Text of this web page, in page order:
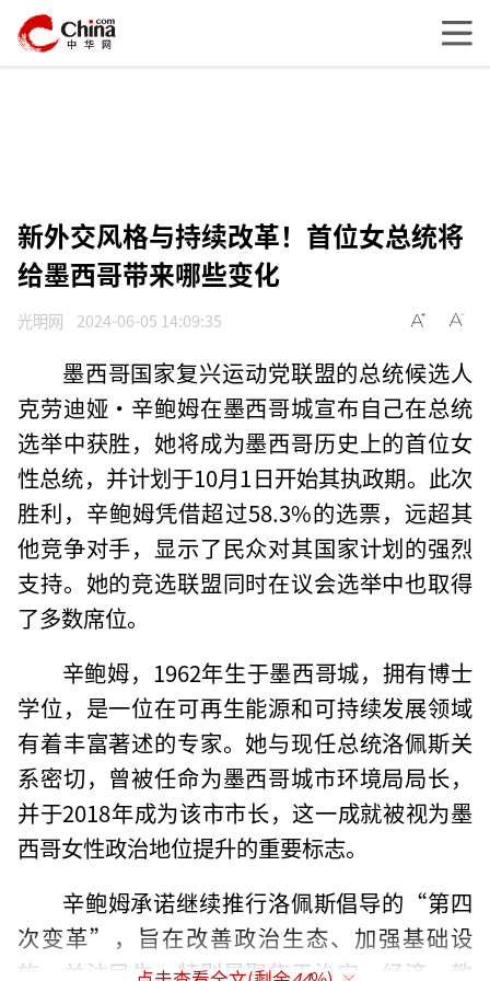
新外交风格与持续改革！首位女总统将
给墨西哥带来哪些变化
光明网 2024-06-05 14:09:35
墨西哥国家复兴运动党联盟的总统候选人
克劳迪娅·辛鲍姆在墨西哥城宣布自己在总统
选举中获胜，她将成为墨西哥历史上的首位女
性总统，并计划于10月1日开始其执政期。此次
胜利，辛鲍姆凭借超过58.3%的选票，远超其
他竞争对手，显示了民众对其国家计划的强烈
支持。她的竞选联盟同时在议会选举中也取得
了多数席位。
辛鲍姆，1962年生于墨西哥城，拥有博士
学位，是一位在可再生能源和可持续发展领域
有着丰富著述的专家。她与现任总统洛佩斯关
系密切，曾被任命为墨西哥城市环境局局长，
并于2018年成为该市市长，这一成就被视为墨
西哥女性政治地位提升的重要标志。
辛鲍姆承诺继续推行洛佩斯倡导的“第四
次变革”，旨在改善政治生态、加强基础设
施、关注民生，特别是聚焦于治安、经济、教